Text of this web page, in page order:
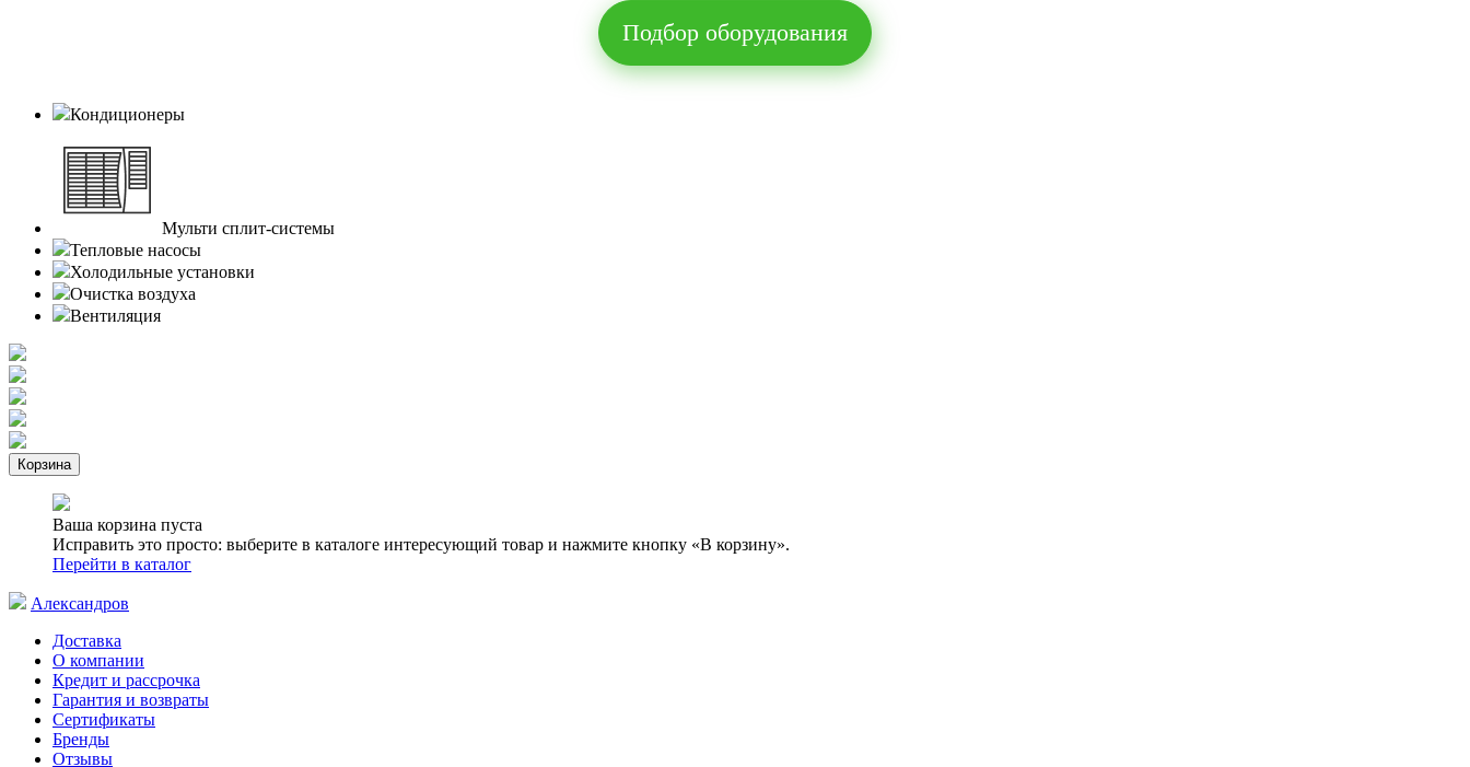
Подбор оборудования
Кондиционеры
Мульти сплит-системы
Тепловые насосы
Холодильные установки
Очистка воздуха
Вентиляция
Корзина
Ваша корзина пуста
Исправить это просто: выберите в каталоге интересующий товар и нажмите кнопку «В корзину».
Перейти в каталог
Александров
Доставка
О компании
Кредит и рассрочка
Гарантия и возвраты
Сертификаты
Бренды
Отзывы